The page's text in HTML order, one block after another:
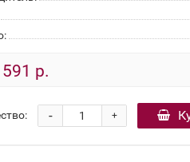
591 р.
+
-